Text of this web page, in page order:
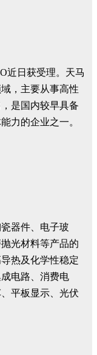
近日获受理。天马
，主要从事高性
是国内较早具备
力的企业之一。
器件、电子玻
光材料等产品的
热及化学性稳定
电路、消费电
平板显示、光伏